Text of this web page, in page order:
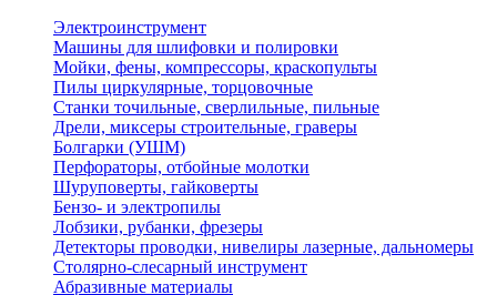
Электроинструмент
Машины для шлифовки и полировки
Мойки, фены, компрессоры, краскопульты
Пилы циркулярные, торцовочные
Станки точильные, сверлильные, пильные
Дрели, миксеры строительные, граверы
Болгарки (УШМ)
Перфораторы, отбойные молотки
Шуруповерты, гайковерты
Бензо- и электропилы
Лобзики, рубанки, фрезеры
Детекторы проводки, нивелиры лазерные, дальномеры
Столярно-слесарный инструмент
Абразивные материалы